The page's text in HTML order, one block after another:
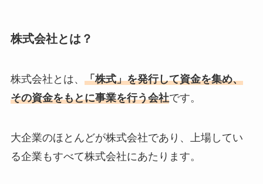
株式会社とは？
株式会社とは、 「株式」を発行して資金を集め、
その資金をもとに事業を行う会社です。
大企業のほとんどが株式会社であり、上場してい
る企業もすべて株式会社にあたります。